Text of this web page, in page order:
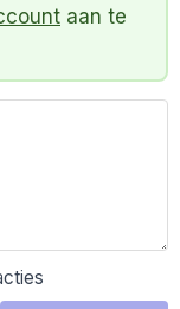
aan te